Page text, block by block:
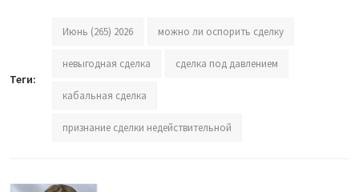
Теги:
Июнь (265) 2026 можно ли оспорить сделку
невыгодная сделка сделка под давлением
кабальная сделка
признание сделки недействительной